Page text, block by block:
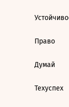
Право
Думай
Техуспех